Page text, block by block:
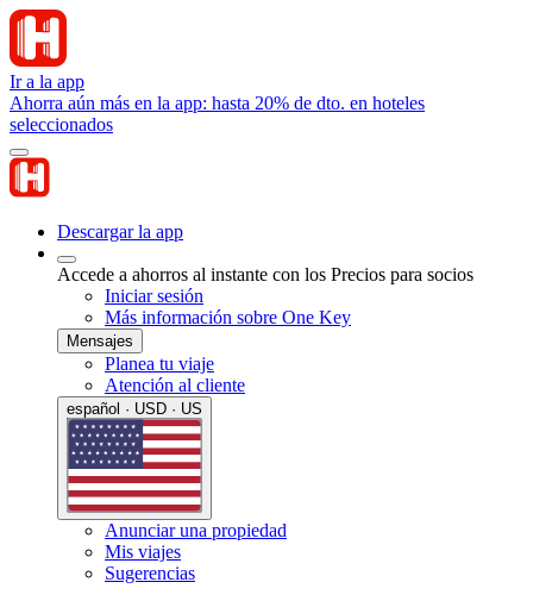
Ir a la app
Ahorra aún más en la app: hasta 20% de dto. en hoteles
seleccionados
Descargar la app
Accede a ahorros al instante con los Precios para socios
Iniciar sesión
Más información sobre One Key
Mensajes
Planea tu viaje
Atención al cliente
español · USD · US
Anunciar una propiedad
Mis viajes
Sugerencias